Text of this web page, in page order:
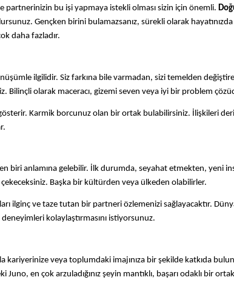
partnerinizin bu işi yapmaya istekli olması sizin için önemli.
Gençken birini bulamazsanız, sürekli olarak
daha fazladır.
ilgilidir. Siz farkına bile varmadan, sizi temelden
Bilinçli olarak maceracı, gizemi seven veya iyi bir problem
Karmik borcunuz olan bir ortak bulabilirsiniz. İlişkileri
biri anlamına gelebilir. İlk durumda, seyahat etmekten, yeni
Başka bir kültürden veya ülkeden olabilirler.
ilginç ve taze tutan bir partneri özlemenizi sağlayacaktır.
kolaylaştırmasını istiyorsunuz.
kariyerinize veya toplumdaki imajınıza bir şekilde katkıda
en çok arzuladığınız şeyin mantıklı, başarı odaklı bir